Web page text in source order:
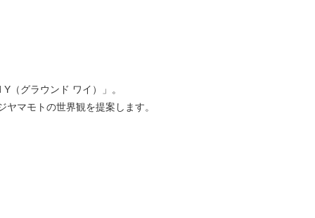
（グラウンド ワイ）」。
マモトの世界観を提案します。